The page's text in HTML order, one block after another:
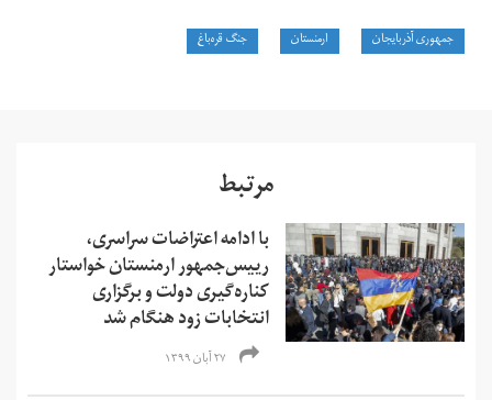
جمهوری آذربایجان ارمنستان جنگ قره‌باغ
مرتبط
با ادامه اعتراضات سراسری،
رییس‌جمهور ارمنستان خواستار
کناره‌گیری دولت و برگزاری
انتخابات زود هنگام شد
۲۷ آبان ۱۳۹۹